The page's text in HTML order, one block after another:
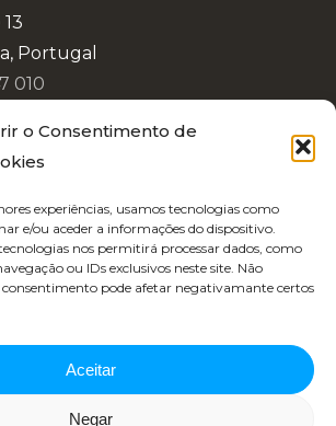
o Consentimento de
experiências, usamos tecnologias como
e/ou aceder a informações do dispositivo.
nos permitirá processar dados, como
ou IDs exclusivos neste site. Não
pode afetar negativamante certos
Aceitar
Negar
Portugal
010